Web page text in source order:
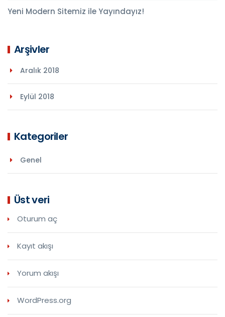
Yeni Modern Sitemiz ile Yayındayız!
Arşivler
Aralık 2018
Eylül 2018
Kategoriler
Genel
Üst veri
Oturum aç
Kayıt akışı
Yorum akışı
WordPress.org